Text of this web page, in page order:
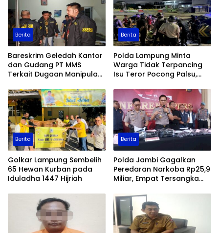
Berita
Bareskrim Geledah Kantor
dan Gudang PT MMS
Terkait Dugaan Manipulasi
Berita
Polda Lampung Minta
Warga Tidak Terpancing
Isu Teror Pocong Palsu,
Ditingkatkan
Berita
Golkar Lampung Sembelih
65 Hewan Kurban pada
Iduladha 1447 Hijriah
Berita
Polda Jambi Gagalkan
Peredaran Narkoba Rp25,9
Miliar, Empat Tersangka